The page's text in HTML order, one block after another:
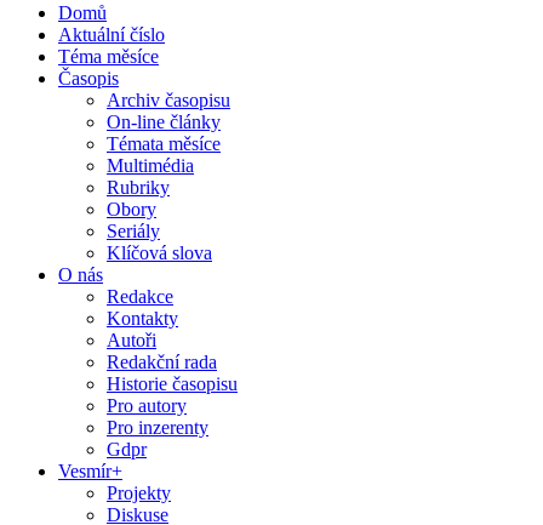
Domů
Aktuální číslo
Téma měsíce
Časopis
Archiv časopisu
On-line články
Témata měsíce
Multimédia
Rubriky
Obory
Seriály
Klíčová slova
O nás
Redakce
Kontakty
Autoři
Redakční rada
Historie časopisu
Pro autory
Pro inzerenty
Gdpr
Vesmír+
Projekty
Diskuse